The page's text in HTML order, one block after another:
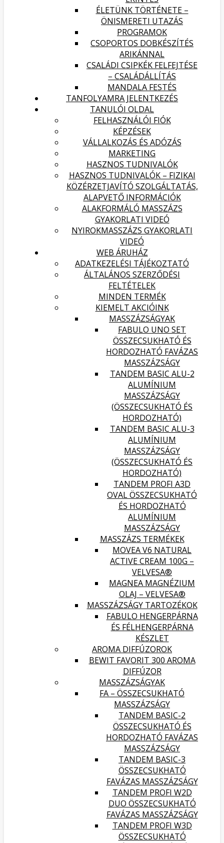
ÉLETÜNK TÖRTÉNETE –
ÖNISMERETI UTAZÁS
PROGRAMOK
CSOPORTOS DOBKÉSZÍTÉS
ARIKÁNNAL
CSALÁDI CSIPKÉK FELFEJTÉSE
– CSALÁDÁLLÍTÁS
MANDALA FESTÉS
TANFOLYAMRA JELENTKEZÉS
TANULÓI OLDAL
FELHASZNÁLÓI FIÓK
KÉPZÉSEK
VÁLLALKOZÁS ÉS ADÓZÁS
MARKETING
HASZNOS TUDNIVALÓK
HASZNOS TUDNIVALÓK – FIZIKAI
KÖZÉRZETJAVÍTÓ SZOLGÁLTATÁS,
ALAPVETŐ INFORMÁCIÓK
ALAKFORMÁLÓ MASSZÁZS
GYAKORLATI VIDEÓ
NYIROKMASSZÁZS GYAKORLATI
VIDEÓ
WEB ÁRUHÁZ
ADATKEZELÉSI TÁJÉKOZTATÓ
ÁLTALÁNOS SZERZŐDÉSI
FELTÉTELEK
MINDEN TERMÉK
KIEMELT AKCIÓINK
MASSZÁZSÁGYAK
FABULO UNO SET
ÖSSZECSUKHATÓ ÉS
HORDOZHATÓ FAVÁZAS
MASSZÁZSÁGY
TANDEM BASIC ALU-2
ALUMÍNIUM
MASSZÁZSÁGY
(ÖSSZECSUKHATÓ ÉS
HORDOZHATÓ)
TANDEM BASIC ALU-3
ALUMÍNIUM
MASSZÁZSÁGY
(ÖSSZECSUKHATÓ ÉS
HORDOZHATÓ)
TANDEM PROFI A3D
OVAL ÖSSZECSUKHATÓ
ÉS HORDOZHATÓ
ALUMÍNIUM
MASSZÁZSÁGY
MASSZÁZS TERMÉKEK
MOVEA V6 NATURAL
ACTIVE CREAM 100G –
VELVESA®
MAGNEA MAGNÉZIUM
OLAJ – VELVESA®
MASSZÁZSÁGY TARTOZÉKOK
FABULO HENGERPÁRNA
ÉS FÉLHENGERPÁRNA
KÉSZLET
AROMA DIFFÚZOROK
BEWIT FAVORIT 300 AROMA
DIFFÚZOR
MASSZÁZSÁGYAK
FA – ÖSSZECSUKHATÓ
MASSZÁZSÁGY
TANDEM BASIC-2
ÖSSZECSUKHATÓ ÉS
HORDOZHATÓ FAVÁZAS
MASSZÁZSÁGY
TANDEM BASIC-3
ÖSSZECSUKHATÓ
FAVÁZAS MASSZÁZSÁGY
TANDEM PROFI W2D
DUO ÖSSZECSUKHATÓ
FAVÁZAS MASSZÁZSÁGY
TANDEM PROFI W3D
ÖSSZECSUKHATÓ